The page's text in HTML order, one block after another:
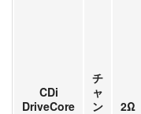
CDi
DriveCore
チ
ャ
ン
2Ω